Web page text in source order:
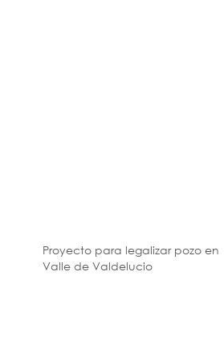
Proyecto para legalizar pozo en
Valle de Valdelucio